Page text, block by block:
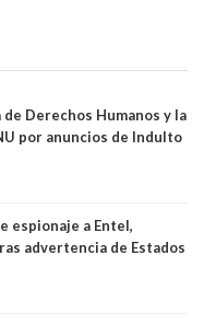
Derechos Humanos y la
por anuncios de Indulto
espionaje a Entel,
advertencia de Estados